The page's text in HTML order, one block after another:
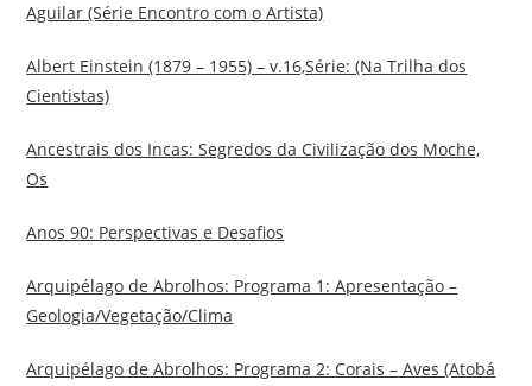
Aguilar (Série Encontro com o Artista)
Albert Einstein (1879 – 1955) – v.16,Série: (Na Trilha dos
Cientistas)
Ancestrais dos Incas: Segredos da Civilização dos Moche,
Os
Anos 90: Perspectivas e Desafios
Arquipélago de Abrolhos: Programa 1: Apresentação –
Geologia/Vegetação/Clima
Arquipélago de Abrolhos: Programa 2: Corais – Aves (Atobá